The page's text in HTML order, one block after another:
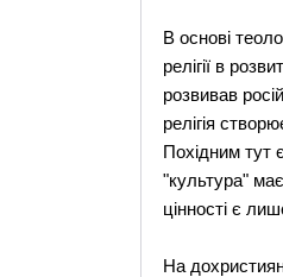
В основі
релігії в
розвивав
релігія
Похідним тут
"культура"
цінності є
На